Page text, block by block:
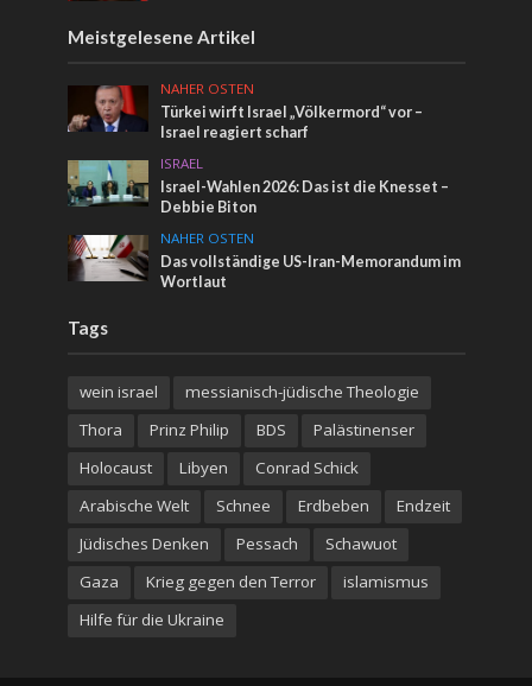
Meistgelesene Artikel
NAHER OSTEN
Türkei wirft Israel „Völkermord“ vor –
Israel reagiert scharf
ISRAEL
Israel-Wahlen 2026: Das ist die Knesset –
Debbie Biton
NAHER OSTEN
Das vollständige US-Iran-Memorandum im
Wortlaut
Tags
wein israel
messianisch-jüdische Theologie
Thora
Prinz Philip BDS
Palästinenser
Holocaust
Libyen
Conrad Schick
Arabische Welt
Schnee Erdbeben
Endzeit
Jüdisches Denken
Pessach
Schawuot
Gaza
Krieg gegen den Terror
islamismus
Hilfe für die Ukraine